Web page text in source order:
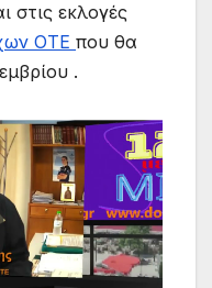
στις εκλογές
ΟΤΕ που θα
.